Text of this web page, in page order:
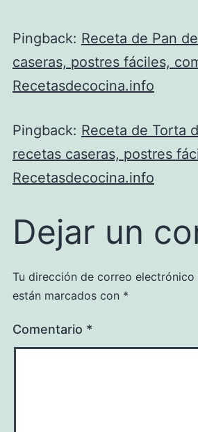
Pingback: Receta de Pan
caseras, postres fáciles,
Recetasdecocina.info
Pingback: Receta de Torta
recetas caseras, postres
Recetasdecocina.info
Dejar un
Tu dirección de correo electrónico
están marcados con *
Comentario *